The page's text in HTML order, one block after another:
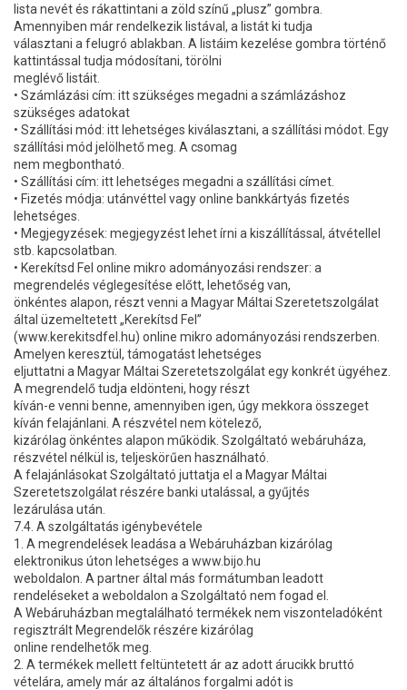
lista nevét és rákattintani a zöld színű „plusz” gombra.
Amennyiben már rendelkezik listával, a listát ki tudja
választani a felugró ablakban. A listáim kezelése gombra történő
kattintással tudja módosítani, törölni
meglévő listáit.
• Számlázási cím: itt szükséges megadni a számlázáshoz
szükséges adatokat
• Szállítási mód: itt lehetséges kiválasztani, a szállítási módot. Egy
szállítási mód jelölhető meg. A csomag
nem megbontható.
• Szállítási cím: itt lehetséges megadni a szállítási címet.
• Fizetés módja: utánvéttel vagy online bankkártyás fizetés
lehetséges.
• Megjegyzések: megjegyzést lehet írni a kiszállítással, átvétellel
stb. kapcsolatban.
• Kerekítsd Fel online mikro adományozási rendszer: a
megrendelés véglegesítése előtt, lehetőség van,
önkéntes alapon, részt venni a Magyar Máltai Szeretetszolgálat
által üzemeltetett „Kerekítsd Fel”
(www.kerekitsdfel.hu) online mikro adományozási rendszerben.
Amelyen keresztül, támogatást lehetséges
eljuttatni a Magyar Máltai Szeretetszolgálat egy konkrét ügyéhez.
A megrendelő tudja eldönteni, hogy részt
kíván-e venni benne, amennyiben igen, úgy mekkora összeget
kíván felajánlani. A részvétel nem kötelező,
kizárólag önkéntes alapon működik. Szolgáltató webáruháza,
részvétel nélkül is, teljeskörűen használható.
A felajánlásokat Szolgáltató juttatja el a Magyar Máltai
Szeretetszolgálat részére banki utalással, a gyűjtés
lezárulása után.
7.4. A szolgáltatás igénybevétele
1. A megrendelések leadása a Webáruházban kizárólag
elektronikus úton lehetséges a www.bijo.hu
weboldalon. A partner által más formátumban leadott
rendeléseket a weboldalon a Szolgáltató nem fogad el.
A Webáruházban megtalálható termékek nem viszonteladóként
regisztrált Megrendelők részére kizárólag
online rendelhetők meg.
2. A termékek mellett feltüntetett ár az adott árucikk bruttó
vételára, amely már az általános forgalmi adót is